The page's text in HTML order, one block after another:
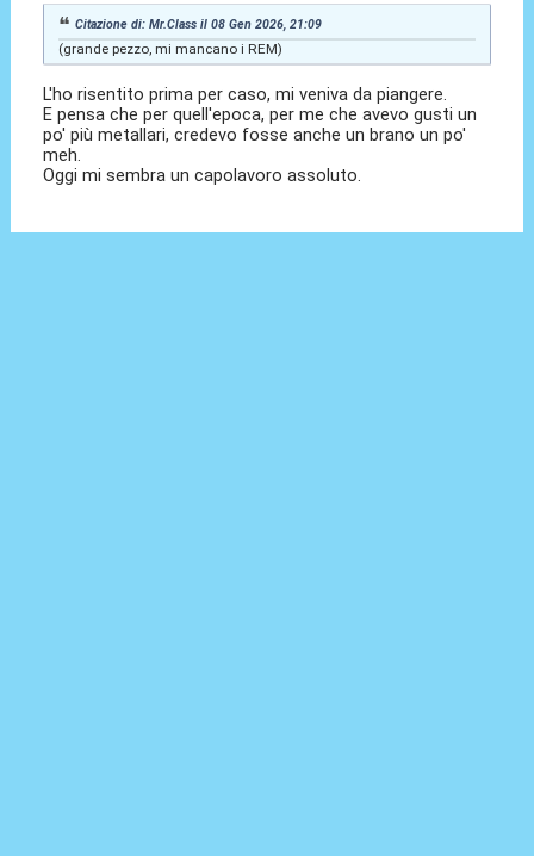
Citazione di: Mr.Class il 08 Gen 2026, 21:09
(grande pezzo, mi mancano i REM)
L'ho risentito prima per caso, mi veniva da piangere.
E pensa che per quell'epoca, per me che avevo gusti un
po' più metallari, credevo fosse anche un brano un po'
meh.
Oggi mi sembra un capolavoro assoluto.